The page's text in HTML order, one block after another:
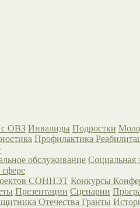
ОВЗ Инвалиды Подростки
Профилактика
обслуживание Социальная
СОННЭТ Конкурсы
Презентации Сценарии
ОтечестваГранты